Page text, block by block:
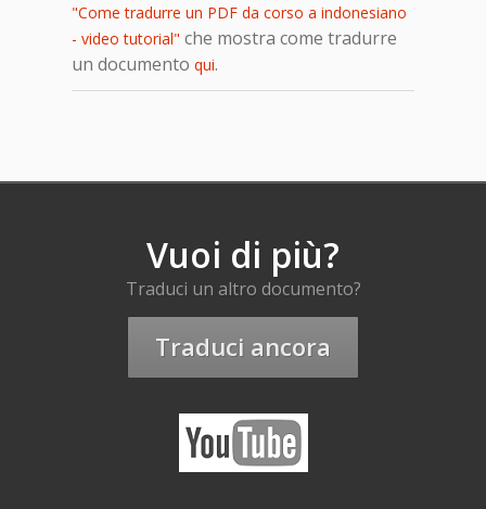
"Come tradurre un PDF da corso a indonesiano
- video tutorial" che mostra come tradurre
un documento qui.
Vuoi di più?
Traduci un altro documento?
Traduci ancora